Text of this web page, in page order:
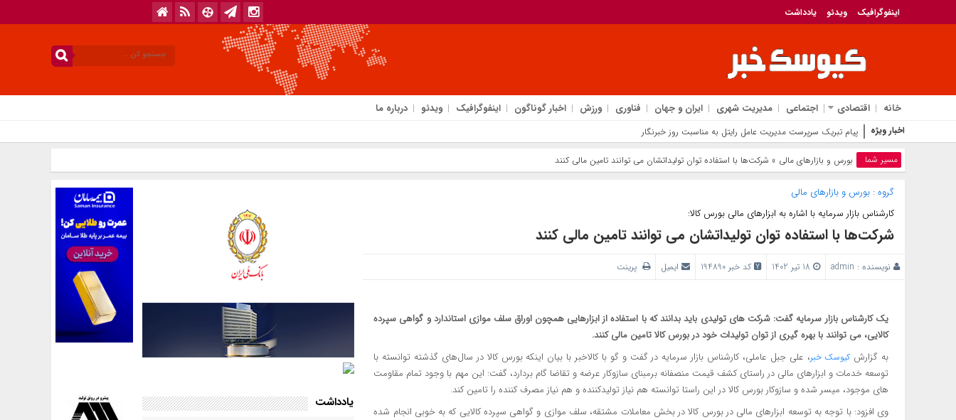
اینفوگرافیک ویدئو یادداشت
خانه اقتصادی اجتماعی مدیریت شهری ایران و جهان فناوری ورزش اخبار گوناگون اینفوگرافیک ویدئو درباره ما
اخبار ویژه پیام تبریک سرپرست مدیریت عامل رایتل به مناسبت روز خبرنگار
مسیر شما بورس و بازار‌های مالی » شرکت‌ها با استفاده توان تولیداتشان می توانند تامین مالی کنند
گروه :بورس و بازار‌های مالی
کارشناس بازار سرمایه با اشاره به ابزارهای مالی بورس کالا:
شرکت‌ها با استفاده توان تولیداتشان می توانند تامین مالی کنند
نویسنده : admin کد خبر 194890 ایمیل پرینت
یک کارشناس بازار سرمایه گفت: شرکت های تولیدی باید بدانند که با استفاده از ابزارهایی همچون اوراق سلف موازی استاندارد و گواهی سپرده
کالایی، می توانند با بهره گیری از توان تولیدات خود در بورس کالا تامین مالی کنند.
به گزارش کیوسک خبر، علی جبل عاملی، کارشناس بازار سرمایه در گفت و گو با کالاخبر با بیان اینکه بورس کالا در سال‌های گذشته توانسته با
توسعه خدمات و ابزارهای مالی در راستای کشف قیمت منصفانه برمبنای سازوکار عرضه و تقاضا گام بردارد، گفت: این مهم با وجود تمام مقاومت
های موجود، میسر شده و سازوکار بورس کالا در این راستا توانسته هم نیاز تولیدکننده و هم نیاز مصرف کننده را تامین کند.
وی افزود: با توجه به توسعه ابزارهای مالی در بورس کالا در بخش معاملات مشتقه، سلف موازی و گواهی سپرده کالایی که به خوبی انجام شده
یادداشت